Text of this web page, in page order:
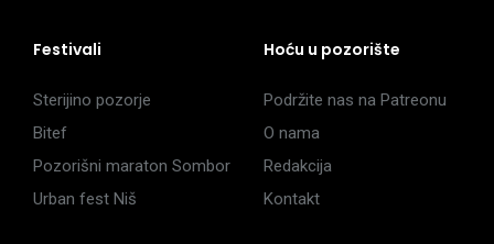
Festivali
Sterijino pozorje
Bitef
Pozorišni maraton Sombor
Urban fest Niš
Hoću u pozorište
Podržite nas na Patreonu
O nama
Redakcija
Kontakt